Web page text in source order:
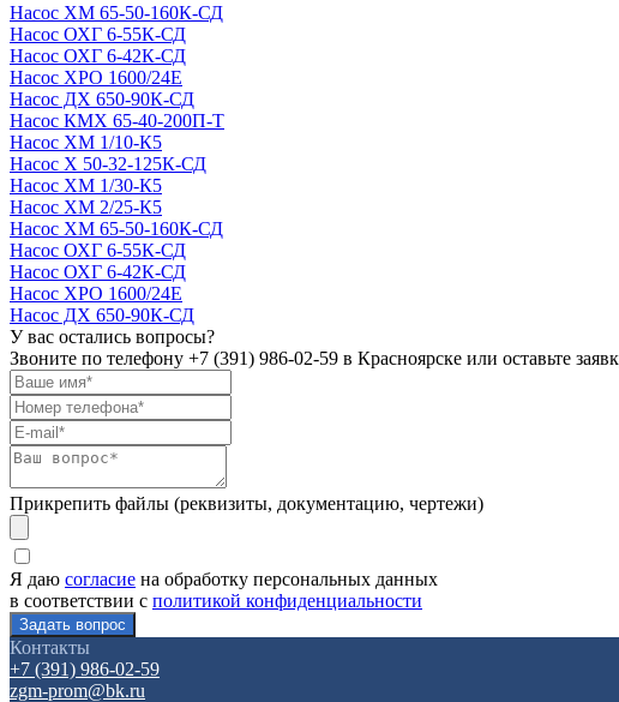
Насос ХМ 65-50-160К-СД
Насос ОХГ 6-55К-СД
Насос ОХГ 6-42К-СД
Насос ХРО 1600/24Е
Насос ДХ 650-90К-СД
Насос КМХ 65-40-200П-Т
Насос ХМ 1/10-К5
Насос Х 50-32-125К-СД
Насос ХМ 1/30-К5
Насос ХМ 2/25-К5
Насос ХМ 65-50-160К-СД
Насос ОХГ 6-55К-СД
Насос ОХГ 6-42К-СД
Насос ХРО 1600/24Е
Насос ДХ 650-90К-СД
У вас остались вопросы?
Звоните по телефону +7 (391) 986-02-59 в Красноярске или оставьте
Прикрепить файлы (реквизиты, документацию, чертежи)
Я даю согласие на обработку персональных данных
в соответствии с политикой конфиденциальности
Контакты
+7 (391) 986-02-59
zgm-prom@bk.ru